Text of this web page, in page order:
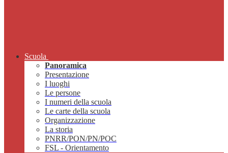
Scuola
Panoramica
Presentazione
I luoghi
Le persone
I numeri della scuola
Le carte della scuola
Organizzazione
La storia
PNRR/PON/PN/POC
FSL - Orientamento